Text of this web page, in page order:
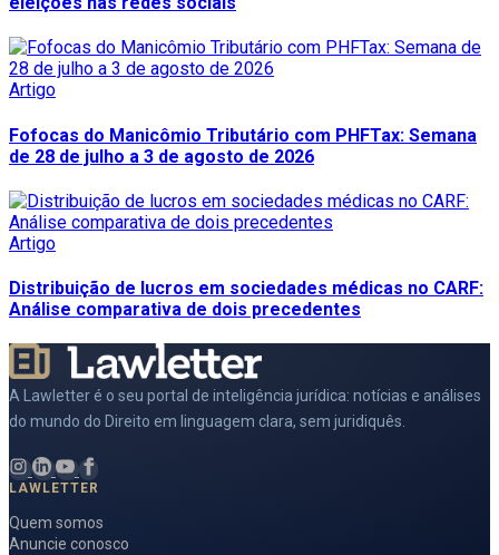
Artigo
Fofocas do Manicômio Tributário com PHFTax: Semana
de 28 de julho a 3 de agosto de 2026
Artigo
Distribuição de lucros em sociedades médicas no CARF:
Análise comparativa de dois precedentes
A Lawletter é o seu portal de inteligência jurídica: notícias e análises
do mundo do Direito em linguagem clara, sem juridiquês.
LAWLETTER
Quem somos
Anuncie conosco